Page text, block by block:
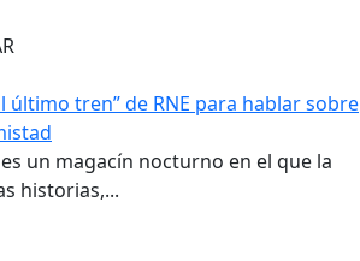
último tren” de RNE para hablar sobre
un magacín nocturno en el que la
historias,...